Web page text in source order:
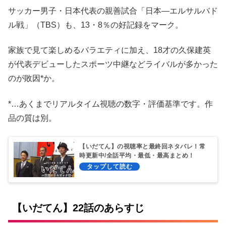
サッカー男子・日本代表の親善試合「日本―エルサルバド
ル戦」（TBS）も、13・8％の好記録をマーク。
家族で見て楽しめるバラエティに加え、18才の久保建英
が代表デビューしたスポーツ中継などライバルが多かった
のが敗因*か。
*…あくまでリアルタイム視聴の数字・評価基準です。作
品の質は別。
【いだてん】の視聴率と最終回ネタバレ！常
時更新中/全話平均・最低・最高まとめ！
【いだてん】22話のあらすじ